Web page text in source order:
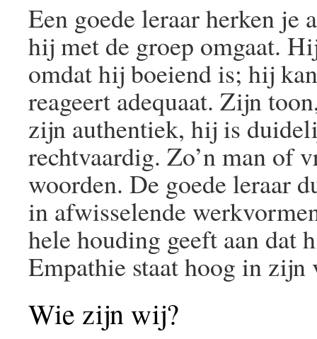
Een goede leraar herken je
hij met de groep omgaat.
omdat hij boeiend is; hij
reageert adequaat. Zijn
zijn authentiek, hij is
rechtvaardig. Zo’n man of
woorden. De goede leraar
in afwisselende
hele houding geeft aan dat
Empathie staat hoog in zijn
Wie zijn wij?